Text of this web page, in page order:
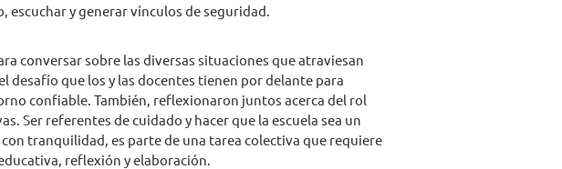
escuchar y generar vínculos de seguridad.
conversar sobre las diversas situaciones que atraviesan
desafío que los y las docentes tienen por delante para
confiable. También, reflexionaron juntos acerca del rol
Ser referentes de cuidado y hacer que la escuela sea un
tranquilidad, es parte de una tarea colectiva que requiere
reflexión y elaboración.